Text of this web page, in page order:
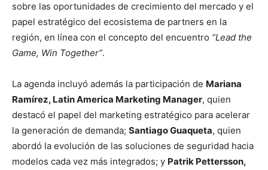
sobre las oportunidades de crecimiento del mercado y el
papel estratégico del ecosistema de partners en la
región, en línea con el concepto del encuentro “Lead the
Game, Win Together”.
La agenda incluyó además la participación de Mariana
Ramírez, Latin America Marketing Manager, quien
destacó el papel del marketing estratégico para acelerar
la generación de demanda; Santiago Guaqueta, quien
abordó la evolución de las soluciones de seguridad hacia
modelos cada vez más integrados; y Patrik Pettersson,